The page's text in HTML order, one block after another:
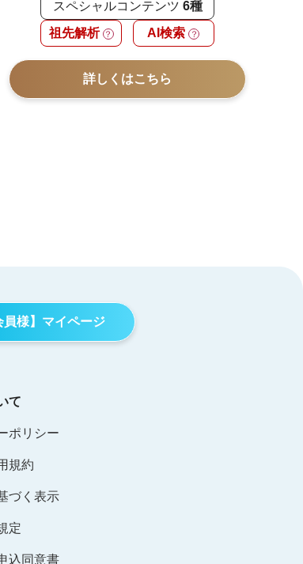
スペシャルコンテンツ 6種
祖先解析 ？ AI検索 ？
詳しくはこちら
員様】マイページ
て
ポリシー
規約
づく表示
定
込同意書